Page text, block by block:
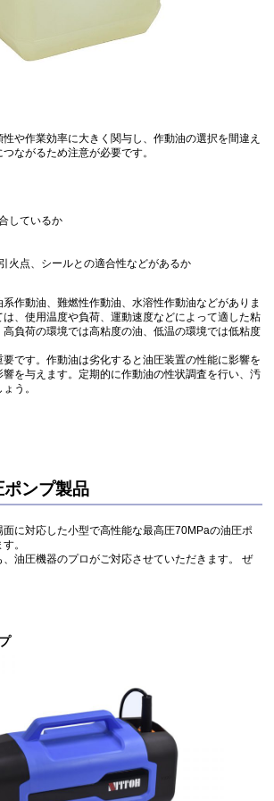
や作業効率に大きく関与し、作動油の選択を間違え
ながるため注意が必要です。
しているか
火点、シールとの適合性などがあるか
作動油、難燃性作動油、水溶性作動油などがありま
、使用温度や負荷、運動速度などによって適した粘
負荷の環境では高粘度の油、低温の環境では低粘度
です。作動油は劣化すると油圧装置の性能に影響を
を与えます。定期的に作動油の性状調査を行い、汚
う。
ポンプ製品
面に対応した小型で高性能な最高圧70MPaの油圧ポ
。
油圧機器のプロがご対応させていただきます。 ぜ